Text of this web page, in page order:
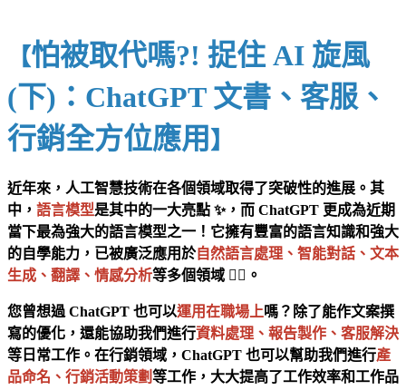
【怕被取代嗎?! 捉住 AI 旋風
(下)：ChatGPT 文書、客服、
行銷全方位應用 】
近年來，人工智慧技術在各個領域取得了突破性的進展。其
中， 語言模型是其中的一大亮點 ✨，而 ChatGPT 更成為近期
當下最為強大的語言模型之一！它擁有豐富的語言知識和強大
的自學能力，已被廣泛應用於自然語言處理、智能對話、文本
生成、翻譯、情感分析等多個領域 🏃‍♂️。
您曾想過 ChatGPT 也可以運用在職場上嗎？除了能作文案撰
寫的優化，還能協助我們進行資料處理、報告製作、客服解決
等日常工作。在行銷領域，ChatGPT 也可以幫助我們進行產
品命名、行銷活動策劃等工作，大大提高了工作效率和工作品